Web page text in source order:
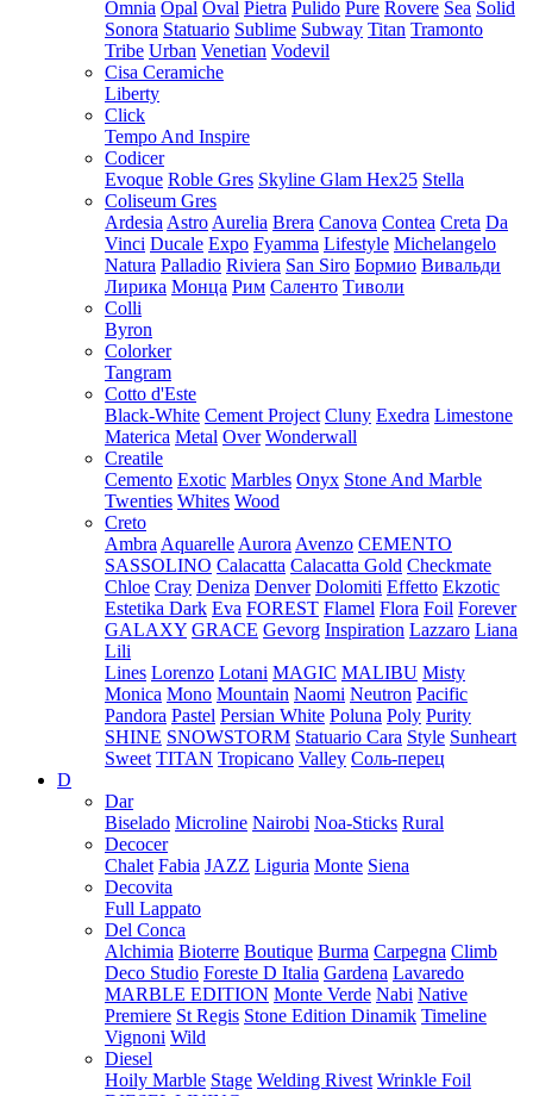
Omnia Opal Oval Pietra Pulido Pure Rovere Sea Solid
Sonora Statuario Sublime Subway Titan Tramonto
Tribe Urban Venetian Vodevil
Cisa Ceramiche
Liberty
Click
Tempo And Inspire
Codicer
Evoque Roble Gres Skyline Glam Hex25 Stella
Coliseum Gres
Ardesia Astro Aurelia Brera Canova Contea Creta Da
Vinci Ducale Expo Fyamma Lifestyle Michelangelo
Natura Palladio Riviera San Siro Бормио Вивальди
Лирика Монца Рим Саленто Тиволи
Colli
Byron
Colorker
Tangram
Cotto d'Este
Black-White Cement Project Cluny Exedra Limestone
Materica Metal Over Wonderwall
Creatile
Cemento Exotic Marbles Onyx Stone And Marble
Twenties Whites Wood
Creto
Ambra Aquarelle Aurora Avenzo CEMENTO
SASSOLINO Calacatta Calacatta Gold Checkmate
Chloe Cray Deniza Denver Dolomiti Effetto Ekzotic
Estetika Dark Eva FOREST Flamel Flora Foil Forever
GALAXY GRACE Gevorg Inspiration Lazzaro Liana
Lili
Lines Lorenzo Lotani MAGIC MALIBU Misty
Monica Mono Mountain Naomi Neutron Pacific
Pandora Pastel Persian White Poluna Poly Purity
SHINE SNOWSTORM Statuario Cara Style Sunheart
Sweet TITAN Tropicano Valley Соль-перец
D
Dar
Biselado Microline Nairobi Noa-Sticks Rural
Decocer
Chalet Fabia JAZZ Liguria Monte Siena
Decovita
Full Lappato
Del Conca
Alchimia Bioterre Boutique Burma Carpegna Climb
Deco Studio Foreste D Italia Gardena Lavaredo
MARBLE EDITION Monte Verde Nabi Native
Premiere St Regis Stone Edition Dinamik Timeline
Vignoni Wild
Diesel
Hoily Marble Stage Welding Rivest Wrinkle Foil